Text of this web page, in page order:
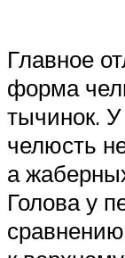
Главное
форма
тычинок.
челюсть
а
Голова у